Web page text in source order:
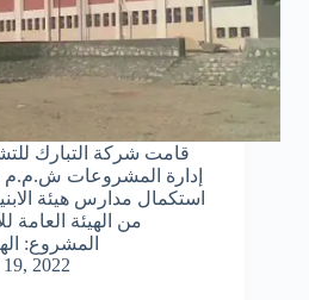
قامت شركة التبارك
من الهيئة العامة
المشروع:
2022